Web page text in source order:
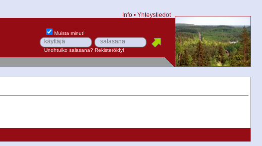
Info • Yhteystiedot
Muista minut!
Unohtuiko salasana? Rekisteröidy!